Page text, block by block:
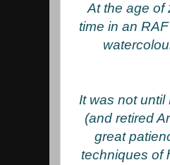
At the age of
time in an
It was not
(and retired
great
techniques of